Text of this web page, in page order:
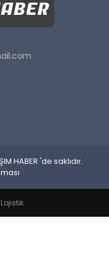
HABER 'de saklıdır.